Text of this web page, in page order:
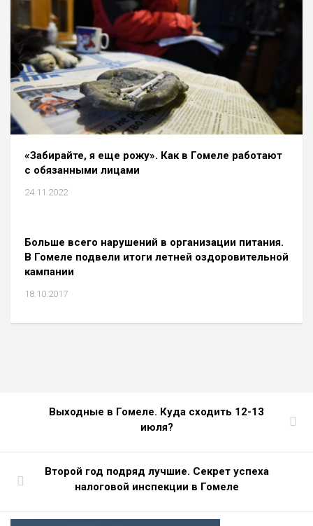
«Забирайте, я еще рожу». Как в Гомеле работают
с обязанными лицами
24.11.2022
Больше всего нарушений в организации питания.
В Гомеле подвели итоги летней оздоровительной
кампании
18.10.2017
Выходные в Гомеле. Куда сходить 12-13
июля?
Второй год подряд лучшие. Секрет успеха
налоговой инспекции в Гомеле